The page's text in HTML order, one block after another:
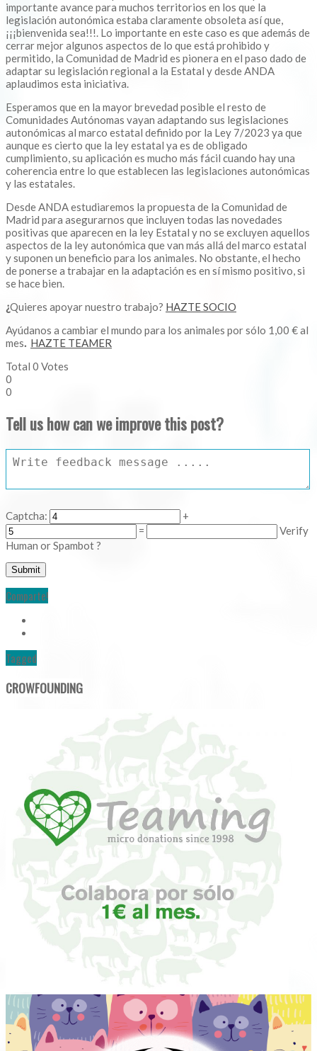
importante avance para muchos territorios en los que la
legislación autonómica estaba claramente obsoleta así que,
¡¡¡bienvenida sea!!!. Lo importante en este caso es que además de
cerrar mejor algunos aspectos de lo que está prohibido y
permitido, la Comunidad de Madrid es pionera en el paso dado de
adaptar su legislación regional a la Estatal y desde ANDA
aplaudimos esta iniciativa.
Esperamos que en la mayor brevedad posible el resto de
Comunidades Autónomas vayan adaptando sus legislaciones
autonómicas al marco estatal definido por la Ley 7/2023 ya que
aunque es cierto que la ley estatal ya es de obligado
cumplimiento, su aplicación es mucho más fácil cuando hay una
coherencia entre lo que establecen las legislaciones autonómicas
y las estatales.
Desde ANDA estudiaremos la propuesta de la Comunidad de
Madrid para asegurarnos que incluyen todas las novedades
positivas que aparecen en la ley Estatal y no se excluyen aquellos
aspectos de la ley autonómica que van más allá del marco estatal
y suponen un beneficio para los animales. No obstante, el hecho
de ponerse a trabajar en la adaptación es en sí mismo positivo, si
se hace bien.
¿Quieres apoyar nuestro trabajo? HAZTE SOCIO
Ayúdanos a cambiar el mundo para los animales por sólo 1,00 € al
mes. HAZTE TEAMER
Total 0 Votes
0
0
Tell us how can we improve this post?
Captcha:
+
=
Verify
Human or Spambot ?
Comparte!
Tagged
CROWFOUNDING